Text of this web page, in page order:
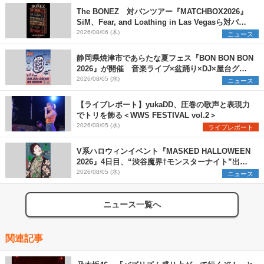
The BONEZ 対バンツアー『MATCHBOX2026』
SiM、Fear, and Loathing in Las Vegasら対バン
アーティストを一斉解禁
2026/08/06 (木) ニュース
静岡県焼津市であらたな夏フェス『BON BON BON
2026』が開催 音楽ライブ×盆踊り×DJ×屋台グル
メ×ランタンナイトで彩る2日間
2026/08/05 (水) ニュース
【ライブレポート】yukaDD、圧巻の歌声と表現力
でトリを飾る＜WWS FESTIVAL vol.2＞
2026/08/05 (水) ライブレポート
V系ハロウィンイベント『MASKED HALLOWEEN
2026』4日目、“渋谷魔界†モンスターナイト”出演6
組を発表
2026/08/05 (水) ニュース
ニュース一覧へ
関連記事